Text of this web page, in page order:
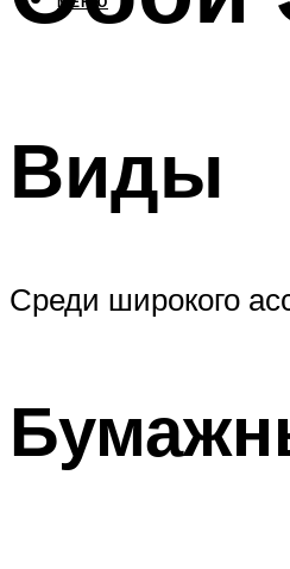
Виды
Среди широкого